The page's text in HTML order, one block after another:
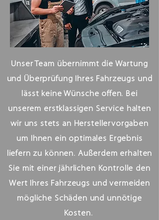
Unser Team übernimmt die Wartung
und Überprüfung Ihres Fahrzeugs und
lässt keine Wünsche offen. Bei
unserem erstklassigen Service halten
wir uns stets an Herstellervorgaben
um Ihnen ein optimales Ergebnis
liefern zu können. Außerdem erhalten
Sie mit einer jährlichen Kontrolle den
Wert Ihres Fahrzeugs und vermeiden
mögliche Schäden und unnötige
Kosten.